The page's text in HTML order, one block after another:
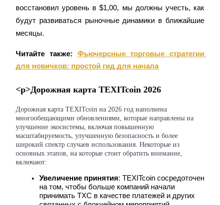
Гид
Торговые стратегии
восстановил уровень в $1,00, мы должны учесть, как
будут развиваться рыночные динамики в ближайшие
месяцы.
Читайте также:
Фьючерсные торговые стратегии
для новичков: простой гид для начала
<р>Дорожная карта TEXITcoin 2026
Дорожная карта TEXITcoin на 2026 год наполнена
многообещающими обновлениями, которые направлены на
улучшение экосистемы, включая повышенную
масштабируемость, улучшенную безопасность и более
широкий спектр случаев использования. Некоторые из
основных этапов, на которые стоит обратить внимание,
включают:
Увеличение принятия: TEXITcoin сосредоточен
на том, чтобы больше компаний начали
принимать TXC в качестве платежей и других